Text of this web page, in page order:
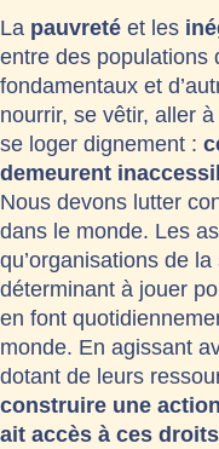
La pauvreté et les
entre des populations
fondamentaux et
nourrir, se vêtir, aller
se loger dignement :
demeurent
Nous devons lutter
dans le monde. Les
qu’organisations de
déterminant à jouer
en font
monde. En agissant
dotant de leurs
construire une
ait accès à ces